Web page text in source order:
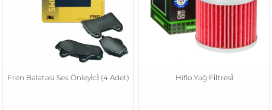
Fren Balatasi Ses Önleyi̇ci̇ (4 Adet) Hiflo Yağ Fi̇ltresi̇